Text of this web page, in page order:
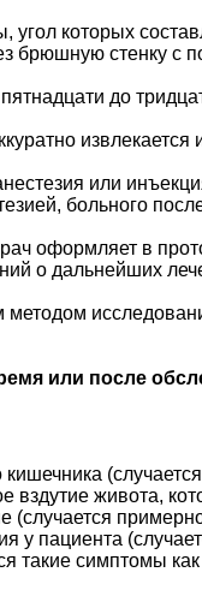
угол которых
брюшную стенку с
до
или
больного
оформляет в
о дальнейших
или после
вздутие живота,
(случается
у пациента
такие симптомы